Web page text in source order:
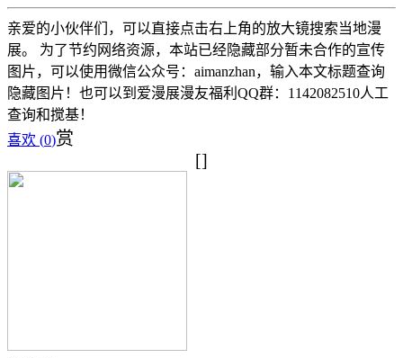
亲爱的小伙伴们，可以直接点击右上角的放大镜搜索当地漫
展。 为了节约网络资源，本站已经隐藏部分暂未合作的宣传
图片，可以使用微信公众号：aimanzhan，输入本文标题查询
隐藏图片！也可以到爱漫展漫友福利QQ群：1142082510人工
查询和搅基！
喜欢 (0)赏
[]